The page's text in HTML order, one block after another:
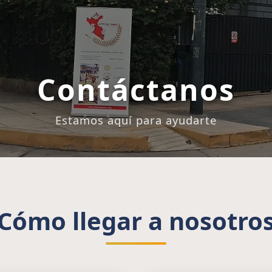
Contáctanos
Estamos aquí para ayudarte
llegar a